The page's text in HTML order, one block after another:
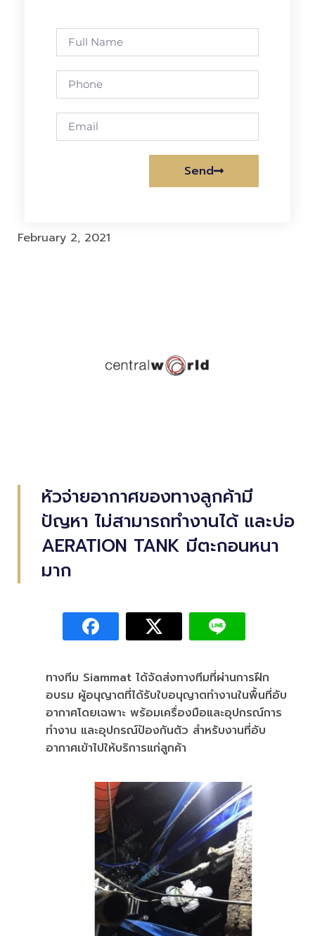
Send
February 2, 2021
หัวจ่ายอากาศของทางลูกค้ามี
ปัญหา ไม่สามารถทำงานได้ และบ่อ
AERATION TANK มีตะกอนหนา
มาก
ทางทีม Siammat ได้จัดส่งทางทีมที่ผ่านการฝึก
อบรม ผู้อนุญาตที่ได้รับใบอนุญาตทำงานในพื้นที่อับ
อากาศโดยเฉพาะ พร้อมเครื่องมือและอุปกรณ์การ
ทำงาน และอุปกรณ์ป้องกันตัว สำหรับงานที่อับ
อากาศเข้าไปให้บริการแก่ลูกค้า